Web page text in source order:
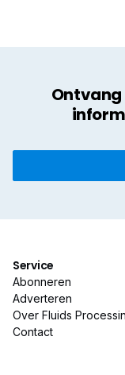
Ontvang
Service
Abonneren
Adverteren
Over Fluids
Contact